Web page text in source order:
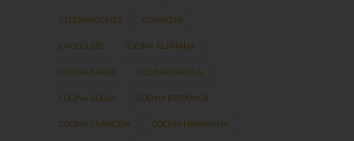
CELEBRACIONES CERVEZAS
CHOCOLATE COCINA ALEMANA
COCINA ÁRABE COCINA ASIÁTICA
COCINA BELGA COCINA BRITÁNICA
COCINA FRANCESA COCINA HAWAIANA